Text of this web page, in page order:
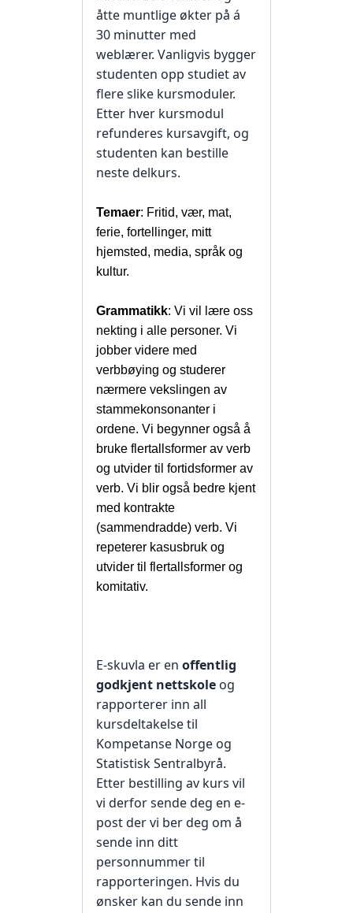
åtte muntlige økter på á
30 minutter med
weblærer. Vanligvis bygger
studenten opp studiet av
flere slike kursmoduler.
Etter hver kursmodul
refunderes kursavgift, og
studenten kan bestille
neste delkurs.
Temaer: Fritid, vær, mat,
ferie, fortellinger, mitt
hjemsted, media, språk og
kultur.
Grammatikk: Vi vil lære oss
nekting i alle personer. Vi
jobber videre med
verbbøying og studerer
nærmere vekslingen av
stammekonsonanter i
ordene. Vi begynner også å
bruke flertallsformer av verb
og utvider til fortidsformer av
verb. Vi blir også bedre kjent
med kontrakte
(sammendradde) verb. Vi
repeterer kasusbruk og
utvider til flertallsformer og
komitativ.
E-skuvla er en offentlig
godkjent nettskole og
rapporterer inn all
kursdeltakelse til
Kompetanse Norge og
Statistisk Sentralbyrå.
Etter bestilling av kurs vil
vi derfor sende deg en e-
post der vi ber deg om å
sende inn ditt
personnummer til
rapporteringen. Hvis du
ønsker kan du sende inn